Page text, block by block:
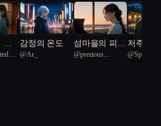
가
다
감정의 온도
@Ar_
섬마을의 피아
노 소녀
@precious
저주의
꾼
@Space